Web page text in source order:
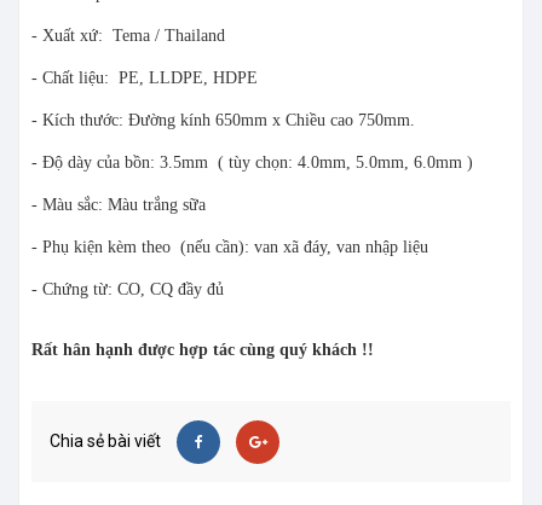
- Xuất xứ: Tema / Thailand
- Chất liệu: PE, LLDPE, HDPE
- Kích thước: Đường kính 650mm x Chiều cao 750mm.
- Độ dày của bồn: 3.5mm ( tùy chọn: 4.0mm, 5.0mm, 6.0mm )
- Màu sắc: Màu trắng sữa
- Phụ kiện kèm theo (nếu cần): van xã đáy, van nhập liệu
- Chứng từ: CO, CQ đầy đủ
Rất hân hạnh được hợp tác cùng quý khách !!
Chia sẻ bài viết